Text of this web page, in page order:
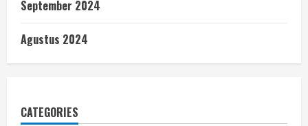
September 2024
Agustus 2024
CATEGORIES